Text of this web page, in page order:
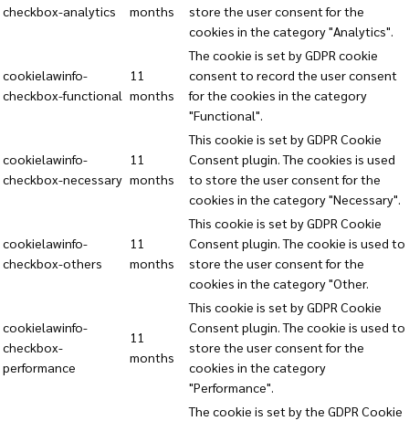
checkbox-analytics
months
store the user consent for the
cookies in the category "Analytics".
cookielawinfo-
checkbox-functional
11
months
The cookie is set by GDPR cookie
consent to record the user consent
for the cookies in the category
"Functional".
cookielawinfo-
checkbox-necessary
11
months
This cookie is set by GDPR Cookie
Consent plugin. The cookies is used
to store the user consent for the
cookies in the category "Necessary".
cookielawinfo-
checkbox-others
11
months
This cookie is set by GDPR Cookie
Consent plugin. The cookie is used to
store the user consent for the
cookies in the category "Other.
cookielawinfo-
checkbox-
performance
11
months
This cookie is set by GDPR Cookie
Consent plugin. The cookie is used to
store the user consent for the
cookies in the category
"Performance".
The cookie is set by the GDPR Cookie